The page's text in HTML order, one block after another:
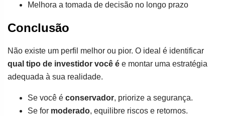
Melhora a tomada de decisão no longo prazo
Conclusão
Não existe um perfil melhor ou pior. O ideal é identificar
qual tipo de investidor você é e montar uma estratégia
adequada à sua realidade.
Se você é conservador, priorize a segurança.
Se for moderado, equilibre riscos e retornos.